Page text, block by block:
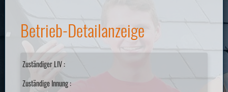
Betrieb-Detailanzeige
Zuständiger LIV :
Zuständige Innung :